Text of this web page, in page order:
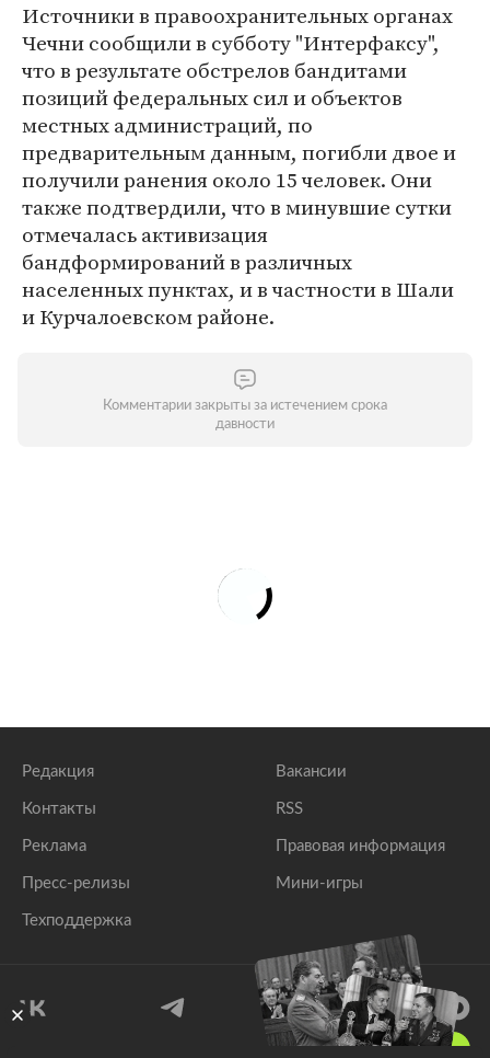
Источники в правоохранительных органах
Чечни сообщили в субботу "Интерфаксу",
что в результате обстрелов бандитами
позиций федеральных сил и объектов
местных администраций, по
предварительным данным, погибли двое и
получили ранения около 15 человек. Они
также подтвердили, что в минувшие сутки
отмечалась активизация
бандформирований в различных
населенных пунктах, и в частности в Шали
и Курчалоевском районе.
Комментарии закрыты за истечением срока
давности
Редакция
Контакты
Реклама
Пресс-релизы
Техподдержка
Вакансии
RSS
Правовая информация
Мини-игры